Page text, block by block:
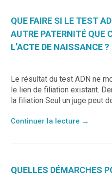
QUE FAIRE SI LE TEST
AUTRE PATERNITÉ QUE
L’ACTE DE NAISSANCE ?
Le résultat du test ADN ne
le lien de filiation existant.
la filiation Seul un juge peut
Continuer la lecture →
QUELLES DÉMARCHES